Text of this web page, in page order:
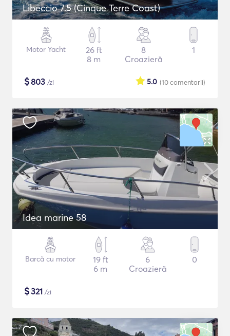
Libeccio 7.5 (Cinque Terre Coast)
Motor Yacht
26 ft
8 m
8
Croazieră
1
$803 /zi (10comentarii)
5.0
Idea marine 58
Barcă cu motor
19 ft
6 m
6
Croazieră
0
$321 /zi